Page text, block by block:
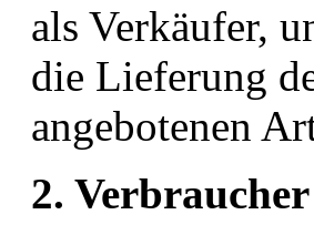
als Verkäufer,
die Lieferung
angebotenen
2.